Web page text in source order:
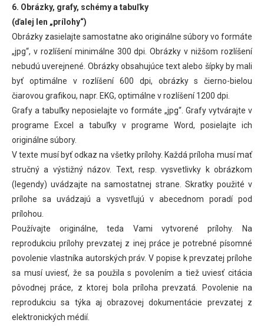
6. Obrázky, grafy, schémy a tabuľky
(ďalej len „prílohy“)
Obrázky zasielajte samostatne ako originálne súbory vo formáte
„jpg“, v rozlíšení minimálne 300 dpi. Obrázky v nižšom rozlíšení
nebudú uverejnené. Obrázky obsahujúce text alebo šípky by mali
byť optimálne v rozlíšení 600 dpi, obrázky s čierno-bielou
čiarovou grafikou, napr. EKG, optimálne v rozlíšení 1200 dpi.
Grafy a tabuľky neposielajte vo formáte „jpg“. Grafy vytvárajte v
programe Excel a tabuľky v programe Word, posielajte ich
originálne súbory.
V texte musí byť odkaz na všetky prílohy. Každá príloha musí mať
stručný a výstižný názov. Text, resp. vysvetlivky k obrázkom
(legendy) uvádzajte na samostatnej strane. Skratky použité v
prílohe sa uvádzajú a vysvetľujú v abecednom poradí pod
prílohou.
Používajte originálne, teda Vami vytvorené prílohy. Na
reprodukciu prílohy prevzatej z inej práce je potrebné písomné
povolenie vlastníka autorských práv. V popise k prevzatej prílohe
sa musí uviesť, že sa použila s povolením a tiež uviesť citácia
pôvodnej práce, z ktorej bola príloha prevzatá. Povolenie na
reprodukciu sa týka aj obrazovej dokumentácie prevzatej z
elektronických médií.